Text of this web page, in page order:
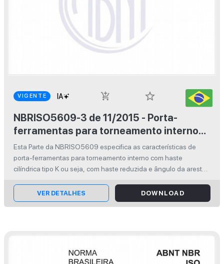
VIGENTE add_shopping_cart
star_border
NBRISO5609-3 de 11/2015 - Porta-
ferramentas para torneamento interno
com haste cilíndrica para pastilhas
intercambiáveis - Parte 3: Tipo K
Esta Parte da NBRISO5609 especifica as características de
porta-ferramentas para torneamento interno com haste
cilíndrica tipo K ou seja, com haste reduzida e ângulo da aresta
VER DETALHES DOWNLOAD